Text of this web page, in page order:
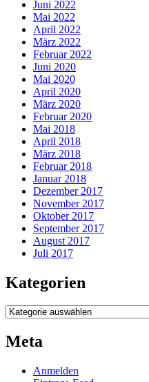
Juni 2022
Mai 2022
April 2022
März 2022
Februar 2022
Juni 2020
Mai 2020
April 2020
März 2020
Februar 2020
Mai 2018
April 2018
März 2018
Februar 2018
Januar 2018
Dezember 2017
November 2017
Oktober 2017
September 2017
August 2017
Juli 2017
Kategorien
Kategorien
Meta
Anmelden